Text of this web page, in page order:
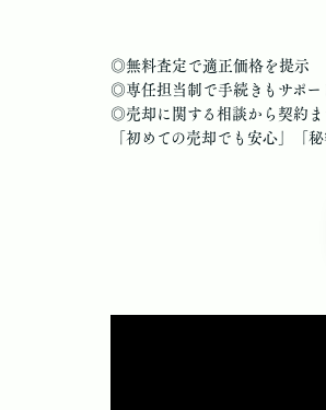
◎無料査定で適正価格を提示
◎専任担当制で手続きもサポー
◎売却に関する相談から契約ま
「初めての売却でも安心」「